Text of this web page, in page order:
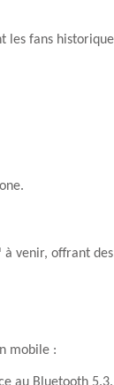
fans
à venir, offrant
mobile :